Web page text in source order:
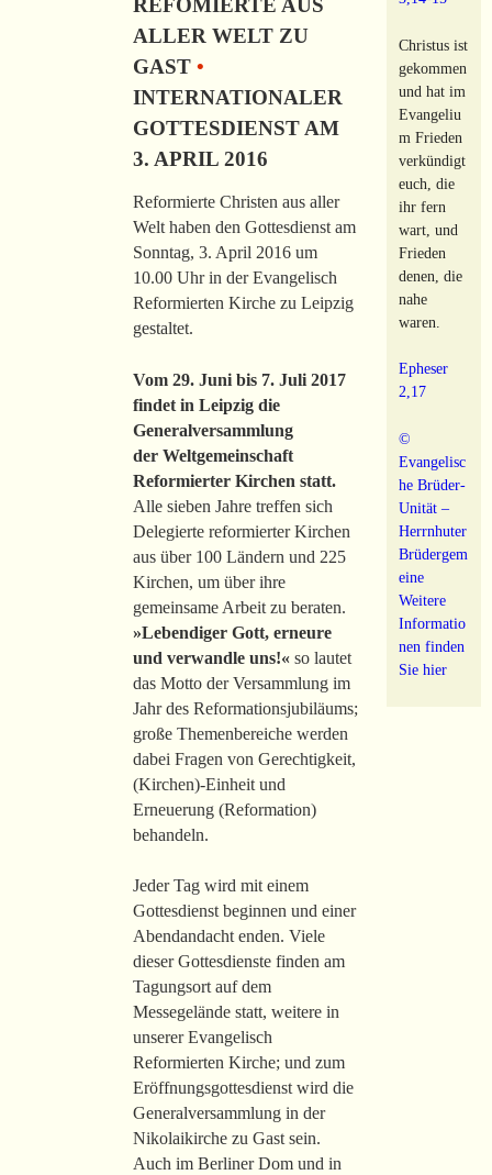
ALLER WELT ZU
GAST •
INTERNATIONALER
GOTTESDIENST AM
3. APRIL 2016
Reformierte Christen aus aller
Welt haben den Gottesdienst am
Sonntag, 3. April 2016 um
10.00 Uhr in der Evangelisch
Reformierten Kirche zu Leipzig
gestaltet.
Vom 29. Juni bis 7. Juli 2017
findet in Leipzig die
Generalversammlung
der Weltgemeinschaft
Reformierter Kirchen statt.
Alle sieben Jahre treffen sich
Delegierte reformierter Kirchen
aus über 100 Ländern und 225
Kirchen, um über ihre
gemeinsame Arbeit zu beraten.
»Lebendiger Gott, erneure
und verwandle uns!« so lautet
das Motto der Versammlung im
Jahr des Reformationsjubiläums;
große Themenbereiche werden
dabei Fragen von Gerechtigkeit,
(Kirchen)-Einheit und
Erneuerung (Reformation)
behandeln.
Jeder Tag wird mit einem
Gottesdienst beginnen und einer
Abendandacht enden. Viele
dieser Gottesdienste finden am
Tagungsort auf dem
Messegelände statt, weitere in
unserer Evangelisch
Reformierten Kirche; und zum
Eröffnungsgottesdienst wird die
Generalversammlung in der
Nikolaikirche zu Gast sein.
Auch im Berliner Dom und in
Christus ist
gekommen
und hat im
Evangeliu
m Frieden
verkündigt
euch, die
ihr fern
wart, und
Frieden
denen, die
nahe
waren.
Epheser
2,17
©
Evangelisc
he Brüder-
Unität –
Herrnhuter
Brüdergem
eine
Weitere
Informatio
nen finden
Sie hier